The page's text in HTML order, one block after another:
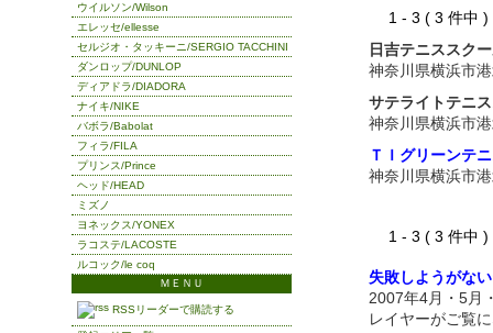
1 - 3 ( 3 件
日吉テニススク
神奈川県横浜市
サテライトテニ
神奈川県横浜市
ＴＩグリーンテ
神奈川県横浜市
1 - 3 ( 3 件
失敗しようがな
2007年4月・5月
レイヤーがご覧
ウイルソン/Wilson
エレッセ/ellesse
セルジオ・タッキーニ/SERGIO TACCHINI
ダンロップ/DUNLOP
ディアドラ/DIADORA
ナイキ/NIKE
バボラ/Babolat
フィラ/FILA
プリンス/Prince
ヘッド/HEAD
ミズノ
ヨネックス/YONEX
ラコステ/LACOSTE
ルコック/le coq
ＭＥＮＵ
RSSリーダーで購読する